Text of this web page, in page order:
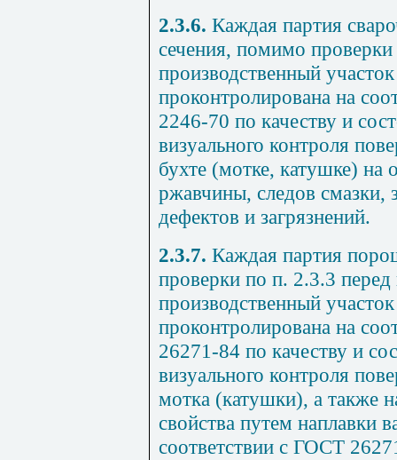
2.3.6. Каждая партия
сечения, помимо
производственный
проконтролирована на
2246-70 по качеству и
визуального контроля
бухте (мотке, катушке) на
ржавчины, следов смазки,
дефектов и загрязнений.
2.3.7. Каждая партия
проверки по п. 2.3.3 перед
производственный
проконтролирована на
26271-84 по качеству и
визуального контроля
мотка (катушки), а также
свойства путем наплавки
соответствии с ГОСТ